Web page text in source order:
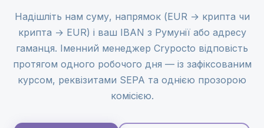
Надішліть нам суму, напрямок (EUR → крипта чи
крипта → EUR) і ваш IBAN з Румунії або адресу
гаманця. Іменний менеджер Crypocto відповість
протягом одного робочого дня — із зафіксованим
курсом, реквізитами SEPA та однією прозорою
комісією.